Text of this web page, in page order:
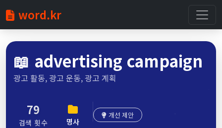
word.kr
📖 advertising campaign
광고 활동, 광고 운동, 광고 계획
79
검색 횟수 명사
개선 제안